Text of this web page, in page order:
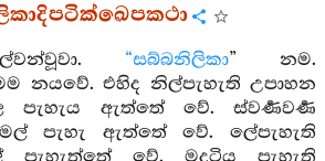
“සබ්බනිලිකා” නම.
නයවේ. එහිද නිල්පැහැති උපාහන
පැහැය ඇත්තේ වේ. ස්වර්‍ණවර්‍ණ
පැහැ ඇත්තේ වේ. ලේපැහැති